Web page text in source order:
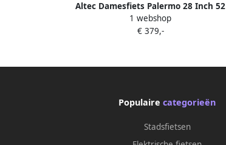
Altec Damesfiets Palermo 28 Inch 52
cm Dames Terugtraprem Grijsgroen
1 webshop
€ 379,-
Populairecategorieën
Stadsfietsen